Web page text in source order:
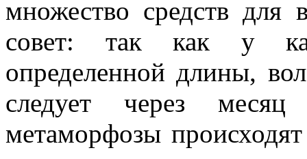
множество средств
совет: так как у
определенной длины,
следует через
метаморфозы